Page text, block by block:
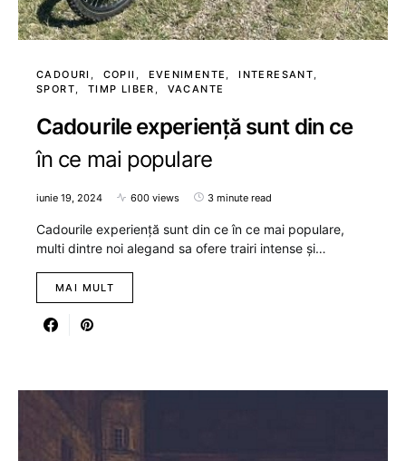
CADOURI COPII EVENIMENTE
INTERESANT
SPORT
TIMP LIBER VACANTE
Cadourile experiență sunt din ce
în ce mai populare
iunie 19, 2024 600 views 3 minute read
Cadourile experiență sunt din ce în ce mai populare,
multi dintre noi alegand sa ofere trairi intense și…
MAI MULT